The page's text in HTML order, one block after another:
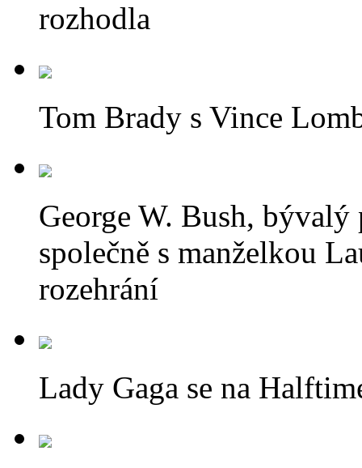
rozhodla
Tom Brady s Vince
George W. Bush,
společně s manželkou
rozehrání
Lady Gaga se na